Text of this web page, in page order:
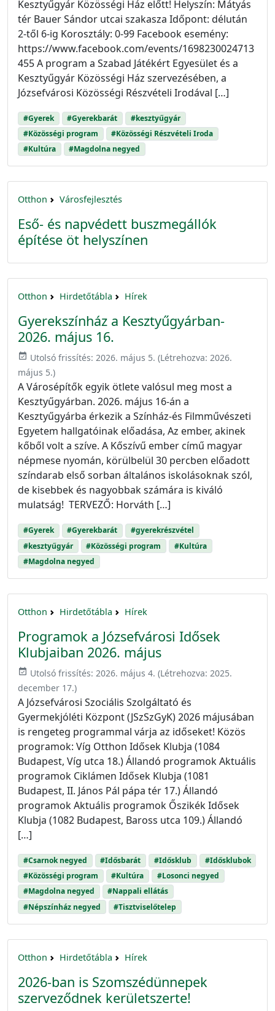
Kesztyűgyár Közösségi Ház előtt! Helyszín: Mátyás
tér Bauer Sándor utcai szakasza Időpont: délután
2-től 6-ig Korosztály: 0-99 Facebook esemény:
https://www.facebook.com/events/1698230024713
455 A program a Szabad Játékért Egyesület és a
Kesztyűgyár Közösségi Ház szervezésében, a
Józsefvárosi Közösségi Részvételi Irodával […]
#Gyerek #Gyerekbarát
#kesztyűgyár
#Közösségi program
#Közösségi Részvételi Iroda
#Kultúra
#Magdolna negyed
Otthon Városfejlesztés
Eső- és napvédett buszmegállók
építése öt helyszínen
Otthon Hirdetőtábla Hírek
Gyerekszínház a Kesztyűgyárban-
2026. május 16.
event_available Utolsó frissítés: 2026. május 5. (Létrehozva: 2026.
május 5.)
A Városépítők egyik ötlete valósul meg most a
Kesztyűgyárban. 2026. május 16-án a
Kesztyűgyárba érkezik a Színház-és Filmművészeti
Egyetem hallgatóinak előadása, Az ember, akinek
kőből volt a szíve. A Kőszívű ember című magyar
népmese nyomán, körülbelül 30 percben előadott
színdarab első sorban általános iskolásoknak szól,
de kisebbek és nagyobbak számára is kiváló
mulatság! TERVEZŐ: Horváth […]
#Gyerek #Gyerekbarát
#gyerekrészvétel
#kesztyűgyár
#Közösségi program
#Kultúra
#Magdolna negyed
Otthon Hirdetőtábla Hírek
Programok a Józsefvárosi Idősek
Klubjaiban 2026. május
event_available Utolsó frissítés: 2026. május 4. (Létrehozva: 2025.
december 17.)
A Józsefvárosi Szociális Szolgáltató és
Gyermekjóléti Központ (JSzSzGyK) 2026 májusában
is rengeteg programmal várja az időseket! Közös
programok: Víg Otthon Idősek Klubja (1084
Budapest, Víg utca 18.) Állandó programok Aktuális
programok Ciklámen Idősek Klubja (1081
Budapest, II. János Pál pápa tér 17.) Állandó
programok Aktuális programok Őszikék Idősek
Klubja (1082 Budapest, Baross utca 109.) Állandó
[…]
#Csarnok negyed #Idősbarát #Idősklub
#Idősklubok
#Közösségi program
#Kultúra
#Losonci negyed
#Magdolna negyed
#Nappali ellátás
#Népszínház negyed
#Tisztviselőtelep
Otthon Hirdetőtábla Hírek
2026-ban is Szomszédünnepek
szerveződnek kerületszerte!